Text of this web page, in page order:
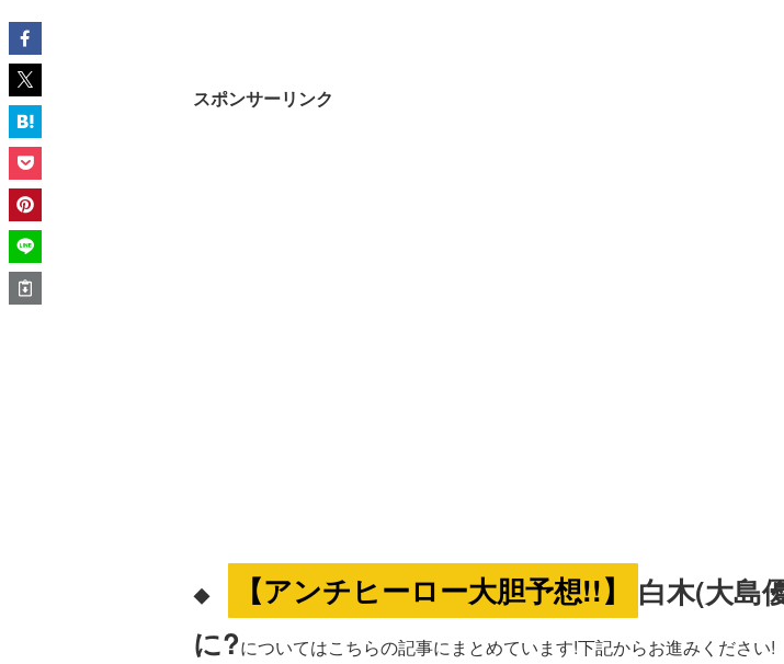
スポンサーリンク
◆ 【アンチヒーロー大胆予想!!】
白木(大島
に?についてはこちらの記事にまとめています!下記からお進みください!